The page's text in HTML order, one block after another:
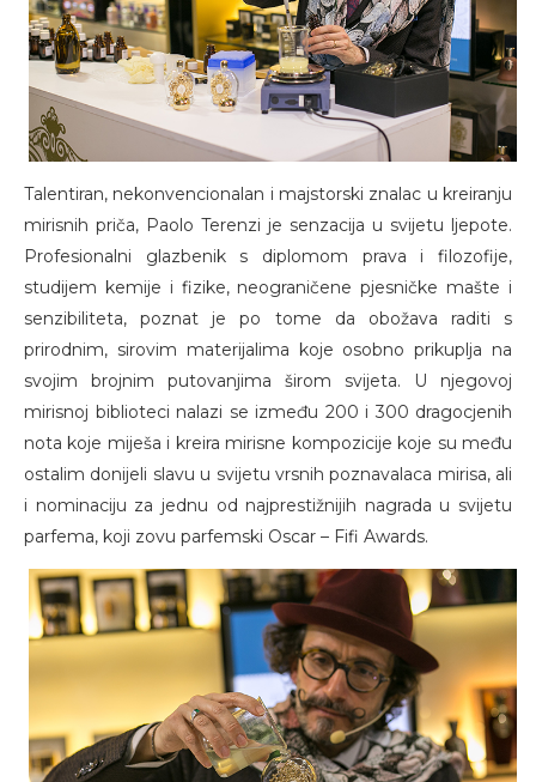
Talentiran, nekonvencionalan i majstorski znalac u kreiranju
mirisnih priča, Paolo Terenzi je senzacija u svijetu ljepote.
Profesionalni glazbenik s diplomom prava i filozofije,
studijem kemije i fizike, neograničene pjesničke mašte i
senzibiliteta, poznat je po tome da obožava raditi s
prirodnim, sirovim materijalima koje osobno prikuplja na
svojim brojnim putovanjima širom svijeta. U njegovoj
mirisnoj biblioteci nalazi se između 200 i 300 dragocjenih
nota koje miješa i kreira mirisne kompozicije koje su među
ostalim donijeli slavu u svijetu vrsnih poznavalaca mirisa, ali
i nominaciju za jednu od najprestižnijih nagrada u svijetu
parfema, koji zovu parfemski Oscar – Fifi Awards.